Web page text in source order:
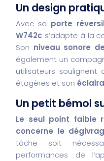
Un design
Avec sa porte
W742c s’adapte à la
Son niveau sonore
également un
utilisateurs soulignent
étagères et son
Un petit bémol
Le seul point faible
concerne le
tâche soit
performances de